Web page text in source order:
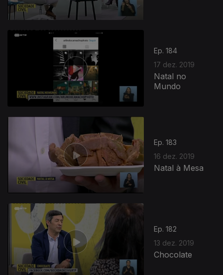
Ep. 184
17 dez. 2019
Natal no
Mundo
Ep. 183
16 dez. 2019
Natal à Mesa
Ep. 182
13 dez. 2019
Chocolate